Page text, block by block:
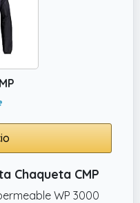
Chaqueta CMP
WP 3000